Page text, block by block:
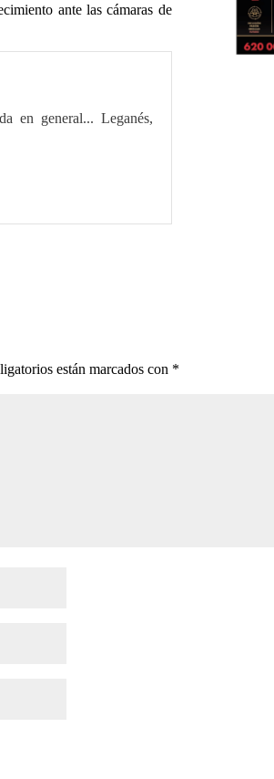
ante las cámaras de
en general... Leganés,
están marcados con *